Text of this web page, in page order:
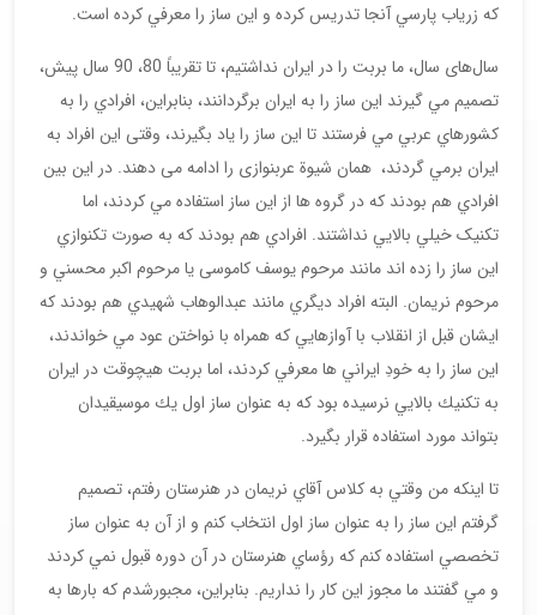
كه زرياب پارسي آنجا تدريس كرده و اين ساز را معرفي كرده است.
سال‌های سال، ما بربت را در ايران نداشتيم، تا تقريباً 80، 90 سال پيش،
تصميم مي گيرند اين ساز را به ايران برگردانند، بنابراین، افرادي را به
كشورهاي عربي مي فرستند تا اين ساز را ياد بگيرند، وقتی این افراد به
ایران برمي گردند، همان شيوة عربنوازی را ادامه می دهند. در اين بين
افرادي هم بودند كه در گروه ها از اين ساز استفاده مي كردند، اما
تکنیک خيلي بالايي نداشتند. افرادي هم بودند كه به صورت تكنوازي
اين ساز را زده اند مانند مرحوم یوسف کاموسی يا مرحوم اكبر محسني و
مرحوم نریمان. البته افراد ديگري مانند عبدالوهاب شهيدي هم بودند كه
ايشان قبل از انقلاب با آوازهايي كه همراه با نواختن عود مي خواندند،
اين ساز را به خودِ ايراني ها معرفي كردند، اما بربت هيچوقت در ايران
به تكنيك بالايي نرسيده بود كه به عنوان ساز اول يك موسيقيدان
بتواند مورد استفاده قرار بگيرد.
تا اينكه من وقتي به كلاس آقاي نریمان در هنرستان رفتم، تصميم
گرفتم اين ساز را به عنوان ساز اول انتخاب كنم و از آن به عنوان ساز
تخصصي استفاده كنم كه رؤساي هنرستان در آن دوره قبول نمي كردند
و مي گفتند ما مجوز اين كار را نداريم. بنابراین، مجبورشدم كه بارها به